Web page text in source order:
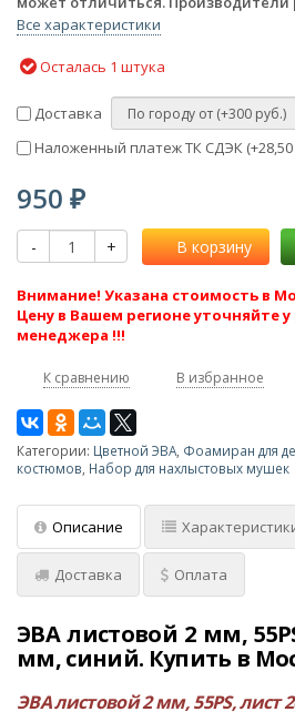
Все характеристики
Осталась 1 штука
Доставка
Наложенный платеж ТК СДЭК (+28,50
950 ₽
- + В корзину
Внимание! Указана стоимость в
Цену в Вашем регионе уточняйте у
менеджера !!!
К сравнению В избранное
Категории: Цветной ЭВА, Фоамиран для
костюмов, Набор для нахлыстовых мушек
Описание
Доставка Оплата
ЭВА листовой 2 мм,
мм, синий. Купить в
ЭВА листовой 2 мм, 55PS, лист